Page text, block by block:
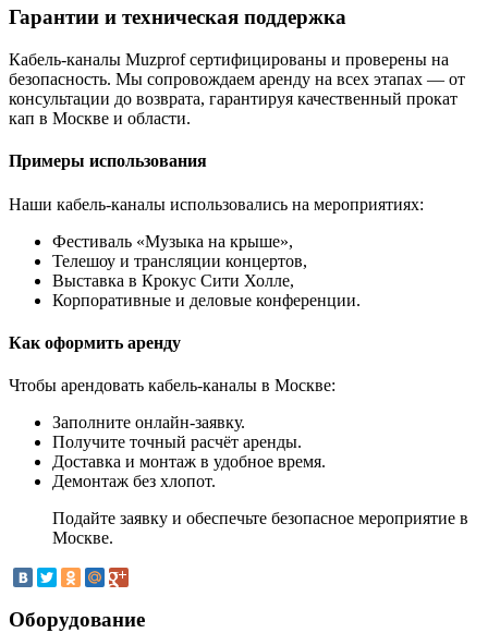
Гарантии и техническая поддержка
Кабель-каналы Muzprof сертифицированы и проверены на
безопасность. Мы сопровождаем аренду на всех этапах — от
консультации до возврата, гарантируя качественный прокат
кап в Москве и области.
Примеры использования
Наши кабель-каналы использовались на мероприятиях:
Фестиваль «Музыка на крыше»,
Телешоу и трансляции концертов,
Выставка в Крокус Сити Холле,
Корпоративные и деловые конференции.
Как оформить аренду
Чтобы арендовать кабель-каналы в Москве:
Заполните онлайн-заявку.
Получите точный расчёт аренды.
Доставка и монтаж в удобное время.
Демонтаж без хлопот.
Подайте заявку и обеспечьте безопасное мероприятие в
Москве.
Оборудование